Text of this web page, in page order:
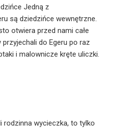
Jedną z
są dziedzińce wewnętrzne.
otwiera przed nami całe
do Egeru po raz
i malownicze kręte uliczki.
rodzinna wycieczka, to tylko